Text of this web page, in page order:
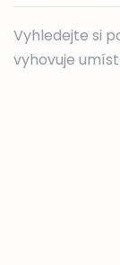
Vyhledejte si
vyhovuje